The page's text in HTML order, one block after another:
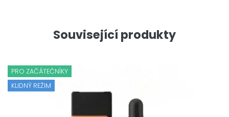
Související produkty
PRO ZAČÁTEČNÍKY
KLIDNÝ REŽIM